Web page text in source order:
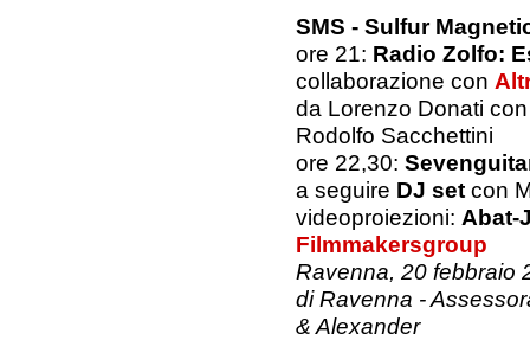
SMS - Sulfur
ore 21: Radio Zolfo:
collaborazione con
da Lorenzo Donati
Rodolfo Sacchettini
ore 22,30:
a seguire DJ set con
videoproiezioni: Abat-
Filmmakersgroup
Ravenna, 20 febbraio
di Ravenna -
& Alexander